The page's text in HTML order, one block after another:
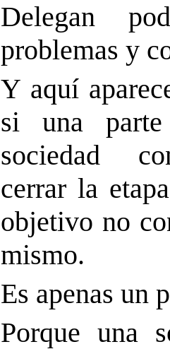
Delegan
problemas y
Y aquí
si una
sociedad
cerrar la
objetivo no
mismo.
Es apenas un
Porque una